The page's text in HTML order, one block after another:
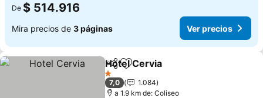
De $ 514.916
Mira precios de 3 páginas Ver precios
CompartirAgregar a favoritos
Hotel Cervia
1 Estrellas
7,0
1.084
a 1.9 km de: Coliseo